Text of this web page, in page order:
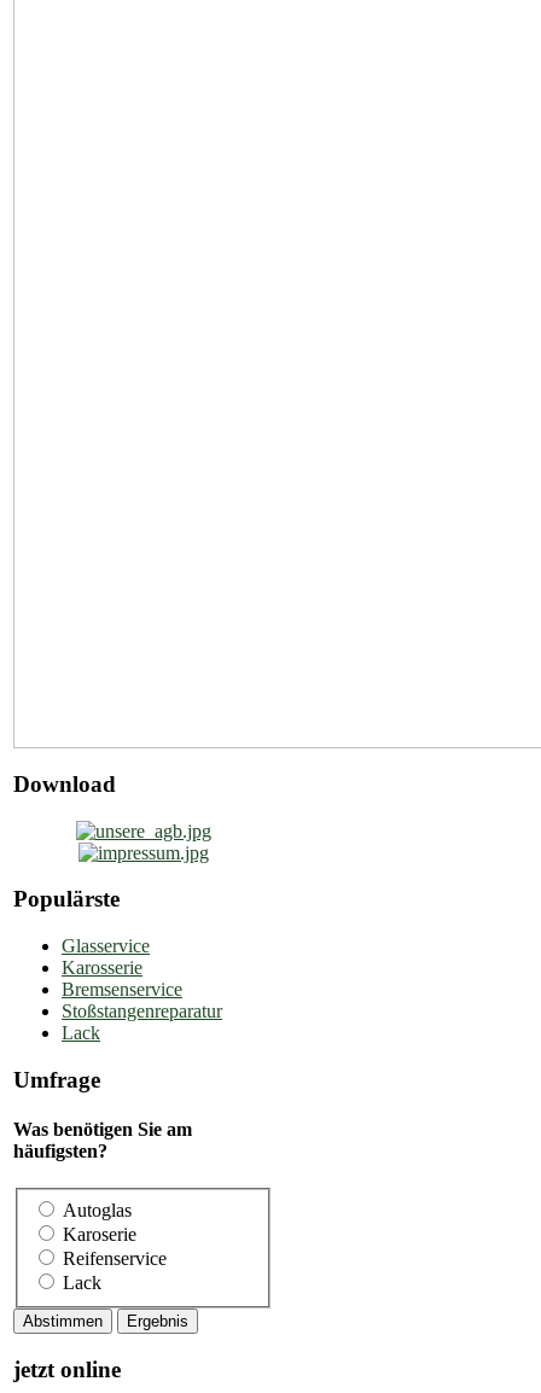
Download
Populärste
Glasservice
Karosserie
Bremsenservice
Stoßstangenreparatur
Lack
Umfrage
Was benötigen Sie am
häufigsten?
Autoglas
Karoserie
Reifenservice
Lack
jetzt online